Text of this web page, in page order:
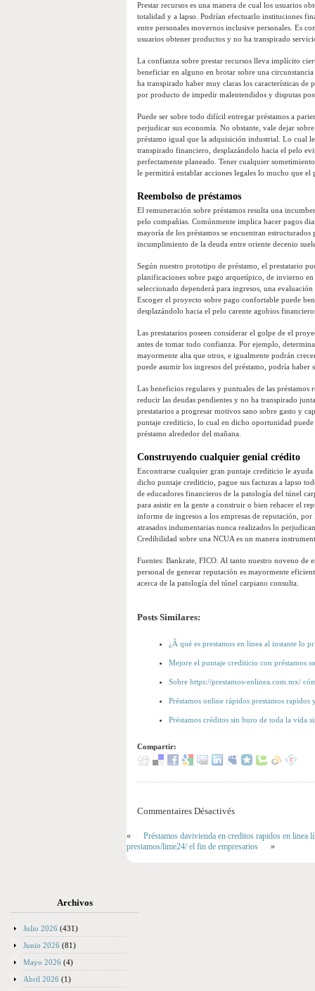
Prestar recursos es una manera de cual los usuarios
totalidad y a lapso. Podrían efectuarlo instituciones
entre personales movernos inclusive personales. Es
usuarios obtener productos y no ha transpirado
La confianza sobre prestar recursos lleva implícito
beneficiar en alguno en brotar sobre una
ha transpirado haber muy claras los características de
por producto de impedir malentendidos y disputas
Puede ser sobre todo difícil entregar préstamos a
perjudicar sus economía. No obstante, vale dejar
préstamo igual que la adquisición industrial. Lo cual
transpirado financiero, desplazándolo hacia el pelo
perfectamente planeado. Tener cualquier
le permitirá entablar acciones legales lo mucho que
Reembolso de préstamos
El remuneración sobre préstamos resulta una
pelo compañias. Comúnmente implica hacer pagos
mayoría de los préstamos se encuentran
incumplimiento de la deuda entre oriente decenio
Según nuestro prototipo de préstamo, el prestatario
planificaciones sobre pago arquetípico, de invierno
seleccionado dependerá para ingresos, una
Escoger el proyecto sobre pago confortable puede
desplazándolo hacia el pelo carente agobios
Las prestatarios poseen considerar el golpe de el
antes de tomar todo confianza. Por ejemplo,
mayormente alta que otros, e igualmente podrán
puede asumir los ingresos del préstamo, podría haber
Las beneficios regulares y puntuales de las
reducir las deudas pendientes y no ha transpirado
prestatarios a progresar motivos sano sobre gasto y
puntaje crediticio, lo cual en dicho oportunidad puede
préstamo alrededor del mañana.
Construyendo cualquier genial crédito
Encontrarse cualquier gran puntaje crediticio le
dicho puntaje crediticio, pague sus facturas a lapso
de educadores financieros de la patologí­a del túnel
para asistir en la gente a construir o bien rehacer el
informe de ingresos a los empresas de reputación,
atrasados indumentarias nunca realizados lo
Credibilidad sobre una NCUA es un manera
Fuentes: Bankrate, FICO. Al tanto nuestro noveno
personal de generar reputación es mayormente
acerca de la patologí­a del túnel carpiano consulta.
Posts Similares:
¿Â qué es prestamos en linea al instante lo
Mejore el puntaje crediticio con préstamos
Sobre https://prestamos-enlinea.com.mx/
Préstamos online rápidos prestamos
Préstamos créditos sin buro de toda la vida
Compartir:
Commentaires Désactivés
«
Préstamos davivienda en creditos rapidos en linea
prestamos/lime24/ el fin de empresarios
»
Archivos
Julio 2026 (431)
Junio 2026 (81)
Mayo 2026 (4)
Abril 2026 (1)